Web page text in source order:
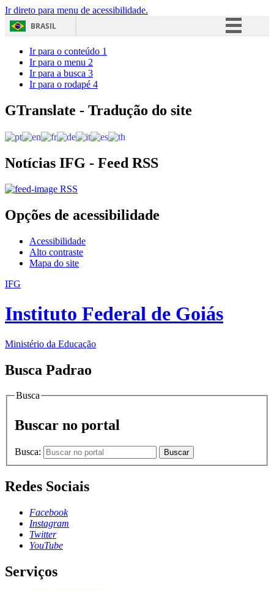
Ir direto para menu de acessibilidade.
BRASIL
Acesso à informação
Ir para o conteúdo 1
Ir para o menu 2
Ir para a busca 3
Ir para o rodapé 4
GTranslate - Tradução do site
Notícias IFG - Feed RSS
RSS
Opções de acessibilidade
Acessibilidade
Alto contraste
Mapa do site
IFG
Instituto Federal de Goiás
Ministério da Educação
Busca Padrao
Busca
Buscar no portal
Busca: Buscar
Redes Sociais
Facebook
Instagram
Twitter
YouTube
Serviços